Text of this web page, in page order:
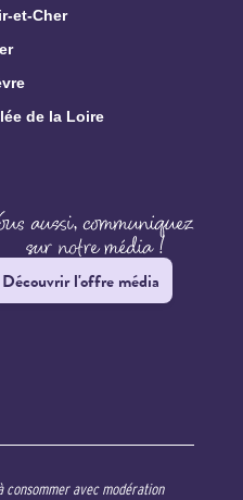
et-Cher
de la Loire
Découvrir l'offre média
consommer avec modération